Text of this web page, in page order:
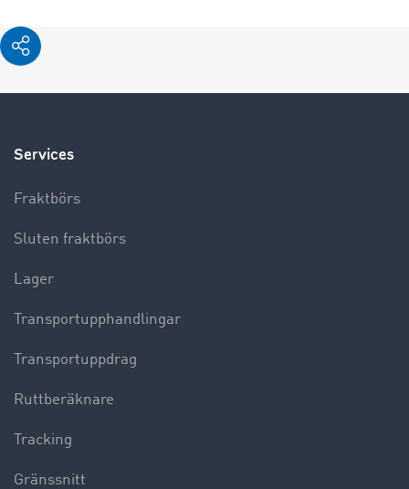
Services
Fraktbörs
Sluten fraktbörs
Lager
Transportupphandlingar
Transportuppdrag
Ruttberäknare
Tracking
Gränssnitt